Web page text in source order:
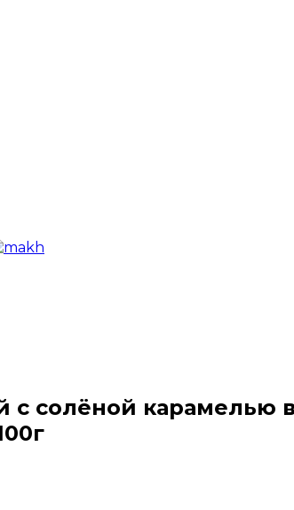
солёной карамелью